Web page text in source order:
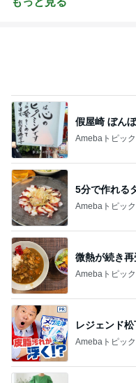
5分で作れる
Amebaトピック
微熱が続き
Amebaトピック
レジェンド松
Amebaトピック
美奈代 一目
Amebaトピック